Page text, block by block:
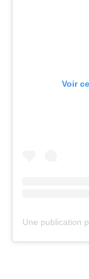
Voir
Une publication